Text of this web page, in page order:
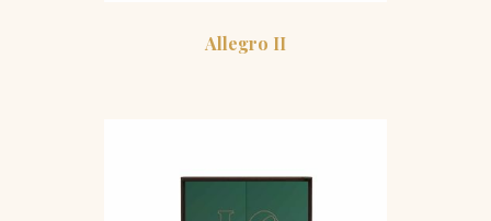
Allegro II